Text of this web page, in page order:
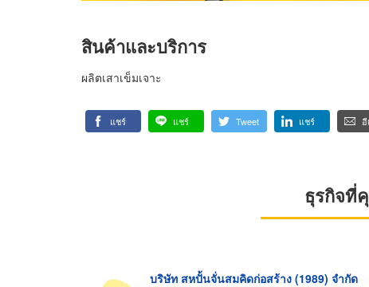
สินค้าและบริการ
ผลิตเสาเข็มเจาะ
แชร์ แชร์ Tweet แชร์
ธุรกิจที่
บริษัท สหปั้นจั่นสมคิดก่อสร้าง (1989) จำกัด